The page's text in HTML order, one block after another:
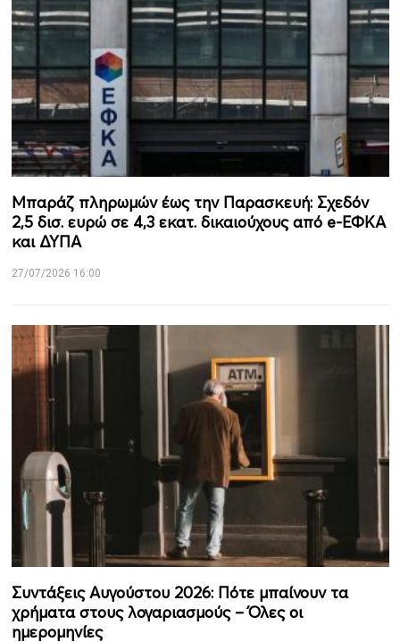
Μπαράζ πληρωμών έως την Παρασκευή: Σχεδόν
2,5 δισ. ευρώ σε 4,3 εκατ. δικαιούχους από e-ΕΦΚΑ
και ΔΥΠΑ
27/07/2026 16:00
Συντάξεις Αυγούστου 2026: Πότε μπαίνουν τα
χρήματα στους λογαριασμούς – Όλες οι
ημερομηνίες